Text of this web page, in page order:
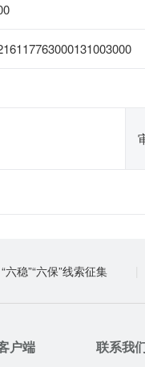
六稳”“六保”线索征集
户端 联系我